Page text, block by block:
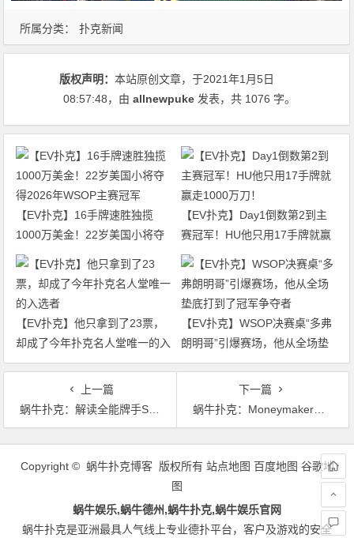
所属分类： 扑克新闻
版权声明：本站原创文章，于2021年1月5日
08:57:48，由allnewpuke 发表，共 1076 字。
【EV扑克】16手牌速胜独揽
1000万美金！22岁美国小将夺
得2026年WSOP主赛冠军
【EV扑克】Day1倒数第2到主
赛冠军！HU他只用17手牌就赢
走1000万刀！
【EV扑克】他只拿到了23票，
却成了今年扑克名人堂唯一的入
选者
【EV扑克】WSOP决赛桌“多弗
朗明哥”引爆赛场，他从全场垫
底打到了冠军争夺者
上一篇
蜗牛扑克：解读全能牌手Scott Seiver WSOP决赛桌成员被指控进行多账户操作
下一篇
蜗牛扑克：Moneymaker离开扑克之星，迎来新的机会？
文
Copyright © 蜗牛扑克博客 版权所有 站点地图 百度地图 谷歌地
图
蜗牛娱乐,蜗牛德州,蜗牛扑克,蜗牛娱乐官网
蜗牛扑克是亚洲最具人气线上专业德扑平台，客户及游戏的安全